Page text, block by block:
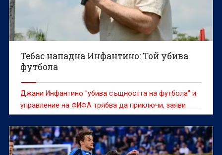
Тебас нападна Инфантино: Той убива
футбола
Джани Инфантино "убива същността на футбола" и
управление на ФИФА трябва да приключи, заяви
ръководителят на испанската ЛаЛига Хавиер Тебас,
цитиран от ДПА